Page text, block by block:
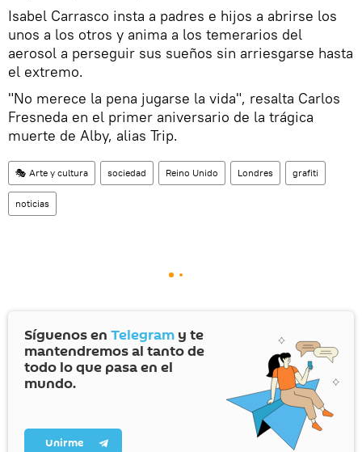
Isabel Carrasco insta a padres e hijos a abrirse los
unos a los otros y anima a los temerarios del
aerosol a perseguir sus sueños sin arriesgarse hasta
el extremo.
"No merece la pena jugarse la vida", resalta Carlos
Fresneda en el primer aniversario de la trágica
muerte de Alby, alias Trip.
🎭 Arte y cultura sociedad Reino Unido Londres grafiti
noticias
Síguenos en Telegram y te
mantendremos al tanto de
todo lo que pasa en el
mundo.
Unirme